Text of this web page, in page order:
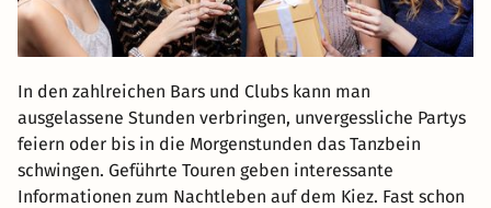
In den zahlreichen Bars und Clubs kann man
ausgelassene Stunden verbringen, unvergessliche Partys
feiern oder bis in die Morgenstunden das Tanzbein
schwingen. Geführte Touren geben interessante
Informationen zum Nachtleben auf dem Kiez. Fast schon